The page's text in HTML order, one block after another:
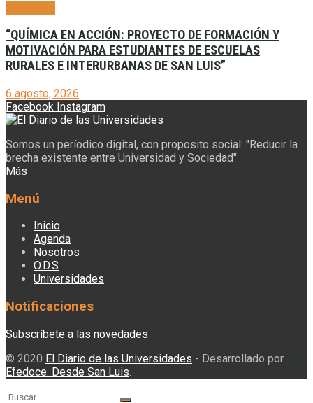
“QUÍMICA EN ACCIÓN: PROYECTO DE FORMACIÓN Y
MOTIVACIÓN PARA ESTUDIANTES DE ESCUELAS
RURALES E INTERURBANAS DE SAN LUIS”
6 agosto, 2026
Facebook Instagram
Somos un períodico digital, con proposito social: "Reducir la
brecha existente entre Universidad y Sociedad"
Más
Menú
Inicio
Agenda
Nosotros
O.D.S
Universidades
Notificaciones
Subscríbete a las novedades
© 2020 El Diario de las Universidades - Desarrollado por
Efedoce. Desde San Luis.